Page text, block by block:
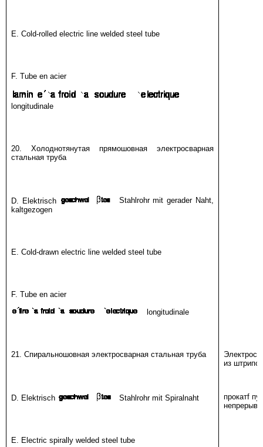
E. Cold-rolled electric line welded steel tube
F. Tube en acier
longitudinale
20. Холоднотянутая прямошовная электросварная
стальная труба
D. Elektrisch
Stahlrohr mit gerader Naht,
kaltgezogen
E. Cold-drawn electric line welded steel tube
F. Tube en acier
longitudinale
21. Спиральношовная электросварная стальная труба
из
D. Elektrisch Stahlrohr mit Spiralnaht
прокатf
E. Electric spirally welded steel tube